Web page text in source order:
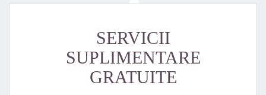
SERVICII
SUPLIMENTARE
GRATUITE